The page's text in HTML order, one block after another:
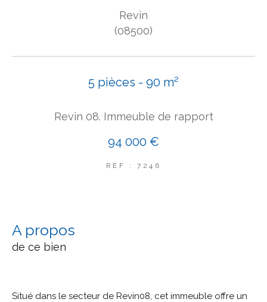
Revin
(08500)
5 pièces - 90 m²
Revin 08. Immeuble de rapport
94 000 €
REF : 7246
a propos
de ce bien
Situé dans le secteur de Revin08, cet immeuble offre un